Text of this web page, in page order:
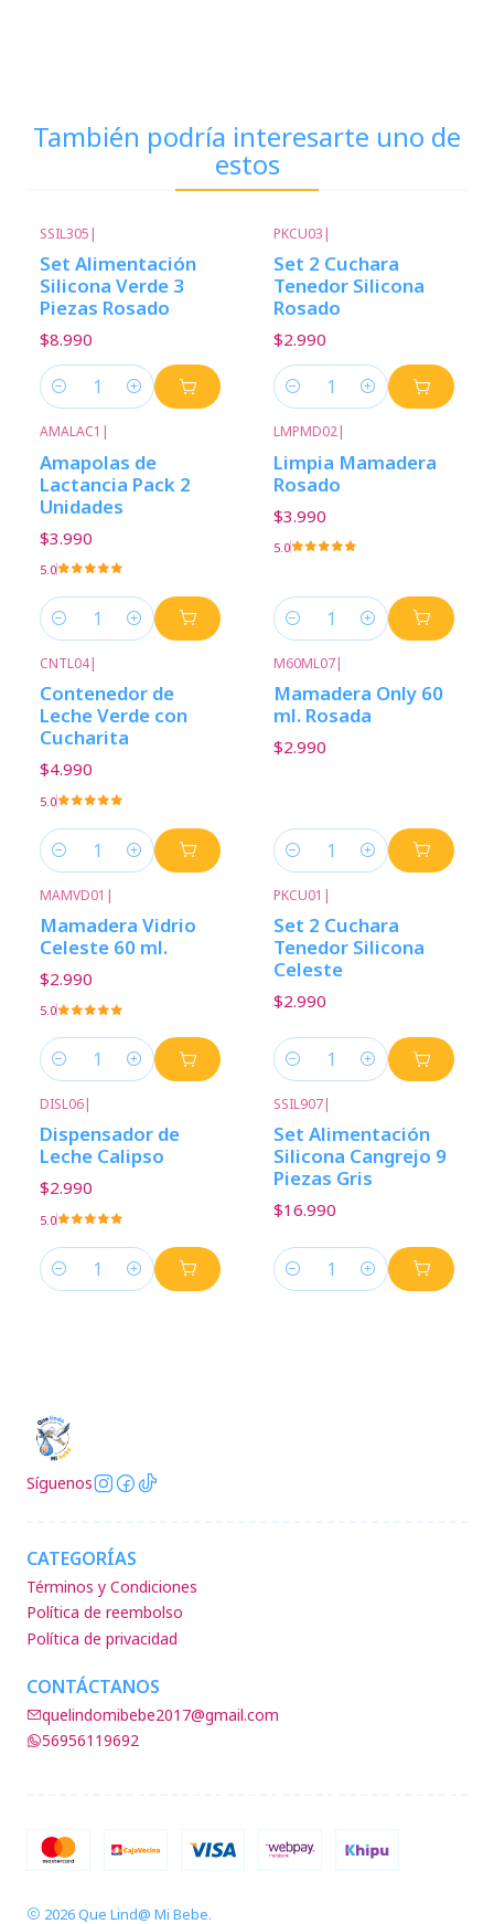
También podría interesarte uno de
estos
SSIL305 |
Set Alimentación
Silicona Verde 3
Piezas Rosado
$8.990
Cantidad
PKCU03 |
Set 2 Cuchara
Tenedor Silicona
Rosado
$2.990
Cantidad
AMALAC1 |
Amapolas de
Lactancia Pack 2
Unidades
$3.990
5.0
Cantidad
LMPMD02|
Limpia Mamadera
Rosado
$3.990
5.0
Cantidad
CNTL04|
Contenedor de
Leche Verde con
Cucharita
$4.990
5.0
Cantidad
M60ML07|
Mamadera Only 60
ml. Rosada
$2.990
Cantidad
MAMVD01 |
Mamadera Vidrio
Celeste 60 ml.
$2.990
5.0
Cantidad
PKCU01 |
Set 2 Cuchara
Tenedor Silicona
Celeste
$2.990
Cantidad
DISL06|
Dispensador de
Leche Calipso
$2.990
5.0
Cantidad
SSIL907|
Set Alimentación
Silicona Cangrejo 9
Piezas Gris
$16.990
Cantidad
Síguenos
CATEGORÍAS
Términos y Condiciones
Política de reembolso
Política de privacidad
CONTÁCTANOS
quelindomibebe2017@gmail.com
56956119692
2026 Que Lind@ Mi Bebe.